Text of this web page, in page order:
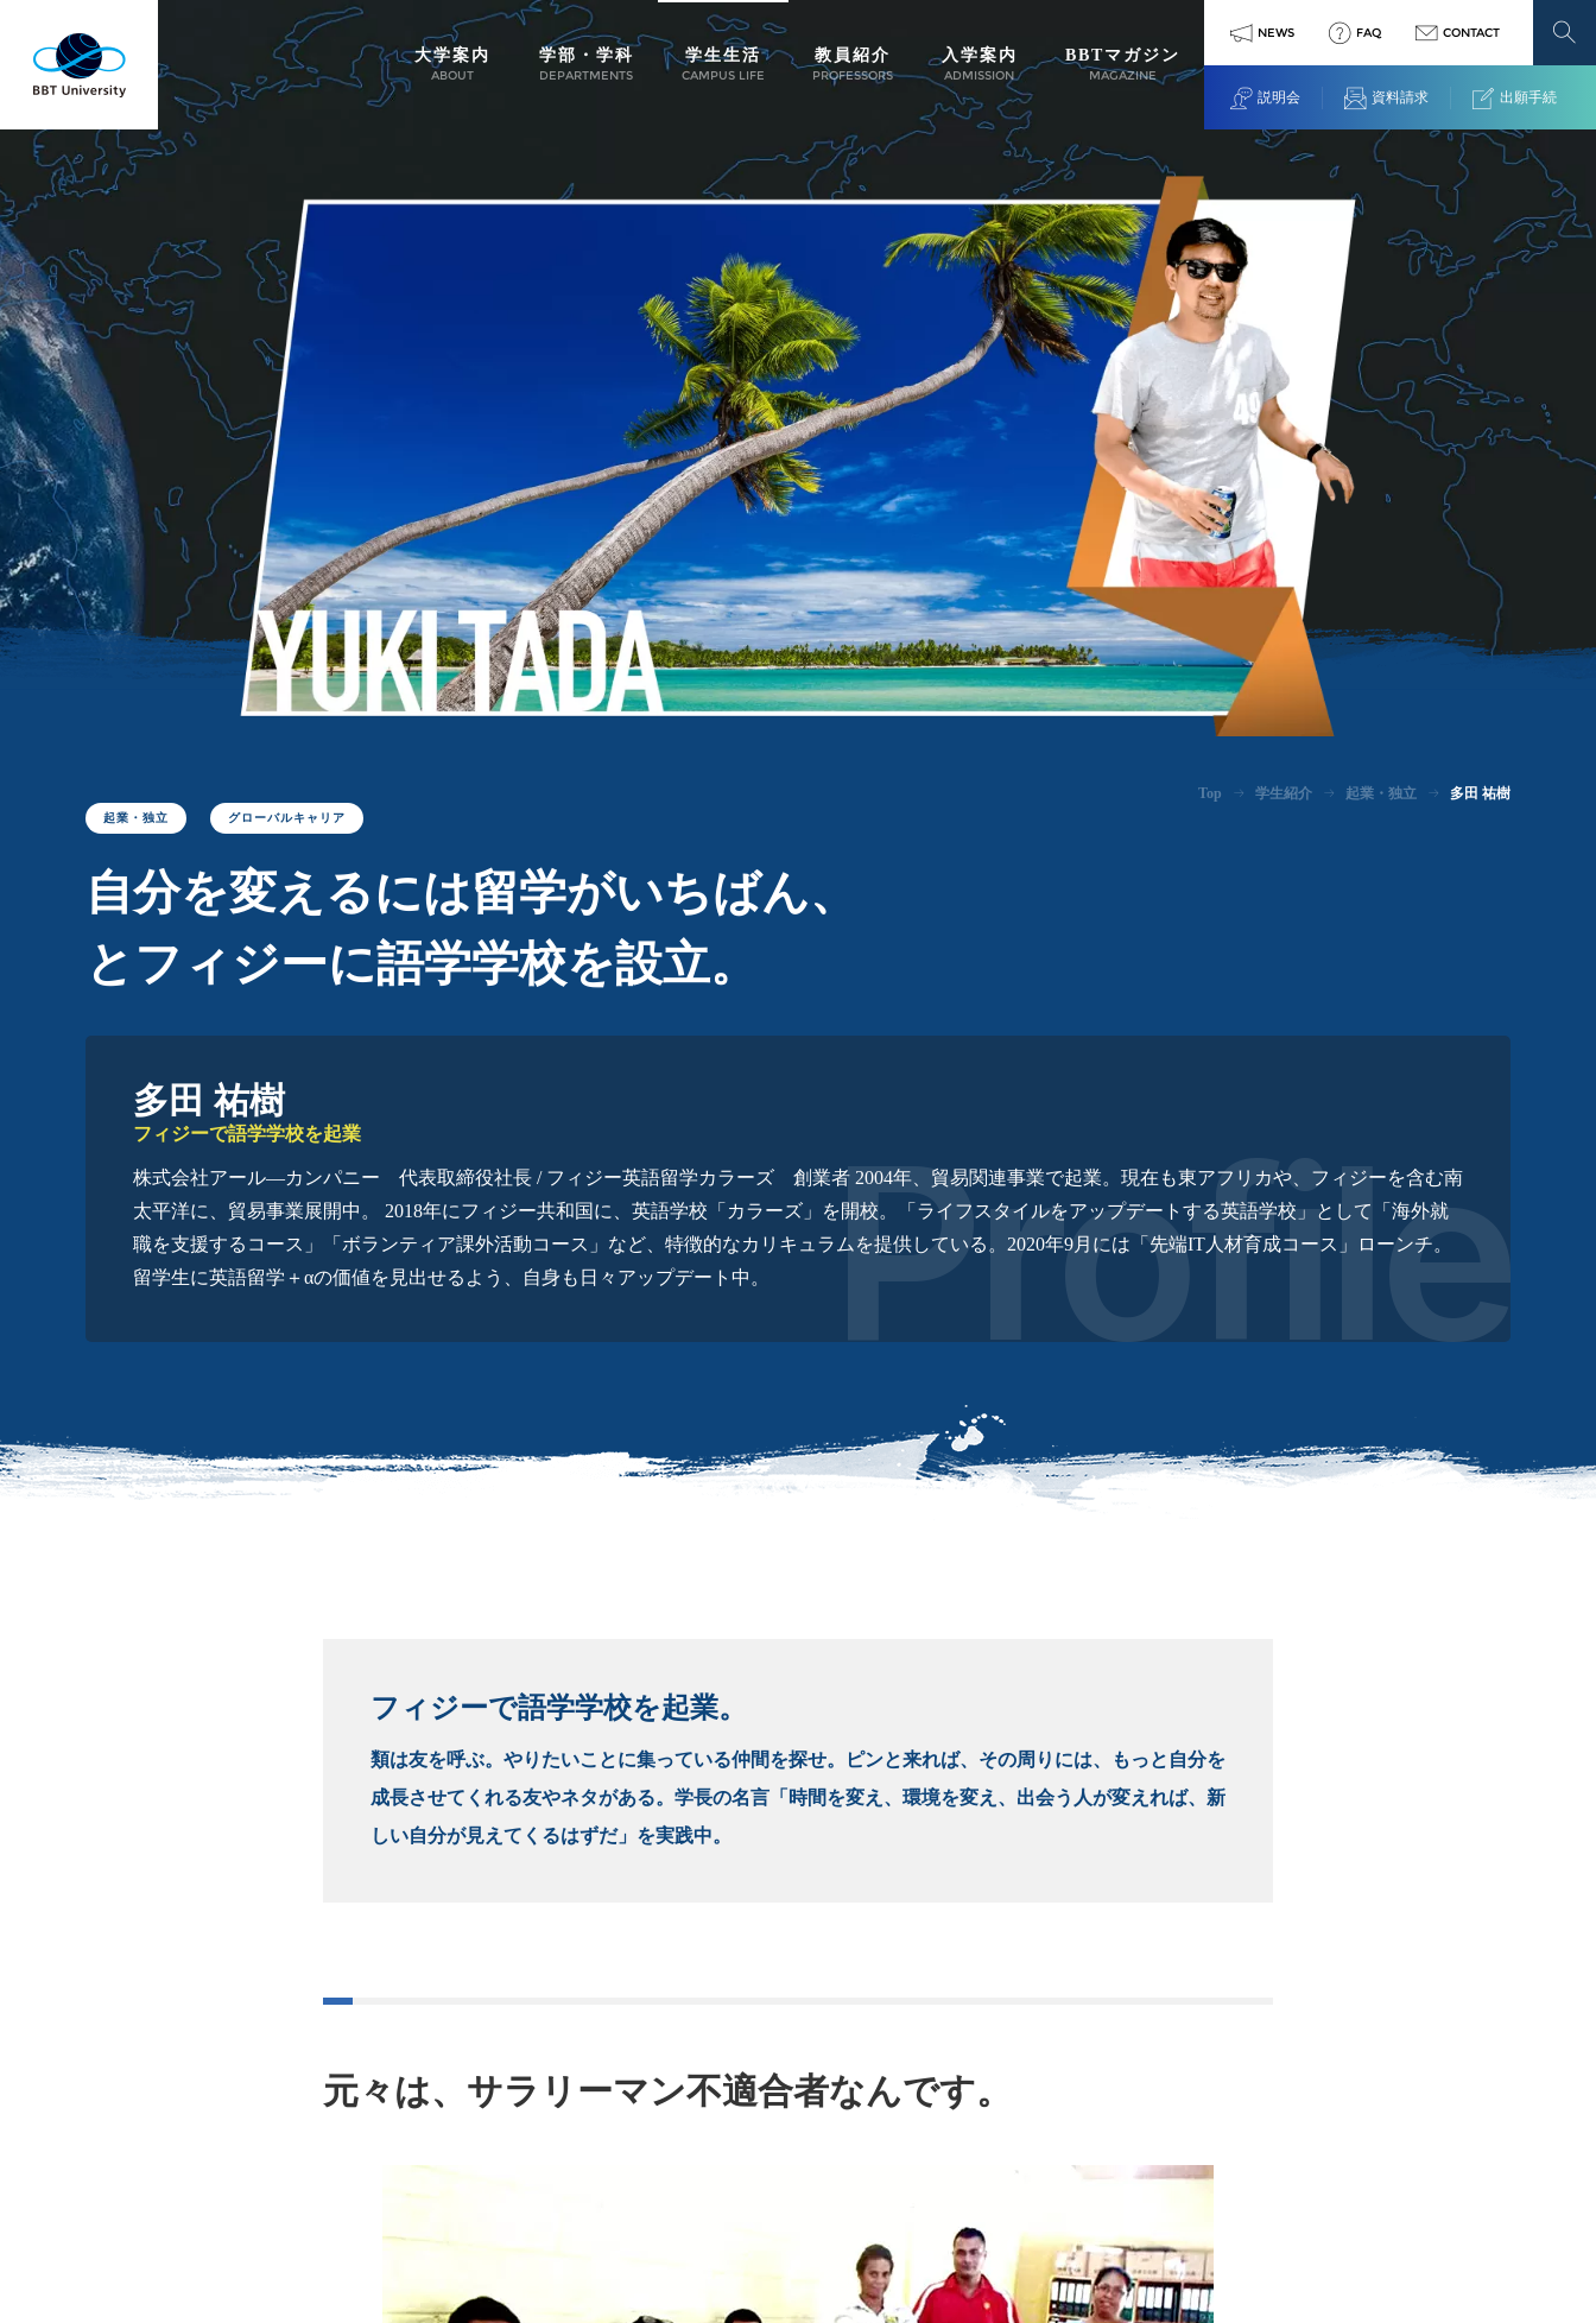
大学案内
ABOUT
学部・学科
DEPARTMENTS
学生生活
CAMPUS LIFE
教員紹介
PROFESSORS
入学案内
ADMISSION
BBTマガジン
MAGAZINE
NEWS FAQ CONTACT
説明会 資料請求 出願手続
Top 学生紹介 起業・独立 多田 祐樹
起業・独立 グローバルキャリア
自分を変えるには留学がいちばん、
とフィジーに語学学校を設立。
多田 祐樹
フィジーで語学学校を起業
株式会社アール―カンパニー 代表取締役社長 / フィジー英語留学カラーズ 創業者 2004年、貿易関連事業で起業。現在も東アフリカや、フィジーを含む南
太平洋に、貿易事業展開中。 2018年にフィジー共和国に、英語学校「カラーズ」を開校。「ライフスタイルをアップデートする英語学校」として「海外就
職を支援するコース」「ボランティア課外活動コース」など、特徴的なカリキュラムを提供している。2020年9月には「先端IT人材育成コース」ローンチ。
留学生に英語留学＋αの価値を見出せるよう、自身も日々アップデート中。
フィジーで語学学校を起業。
類は友を呼ぶ。やりたいことに集っている仲間を探せ。ピンと来れば、その周りには、もっと自分を
成長させてくれる友やネタがある。学長の名言「時間を変え、環境を変え、出会う人が変えれば、新
しい自分が見えてくるはずだ」を実践中。
元々は、サラリーマン不適合者なんです。